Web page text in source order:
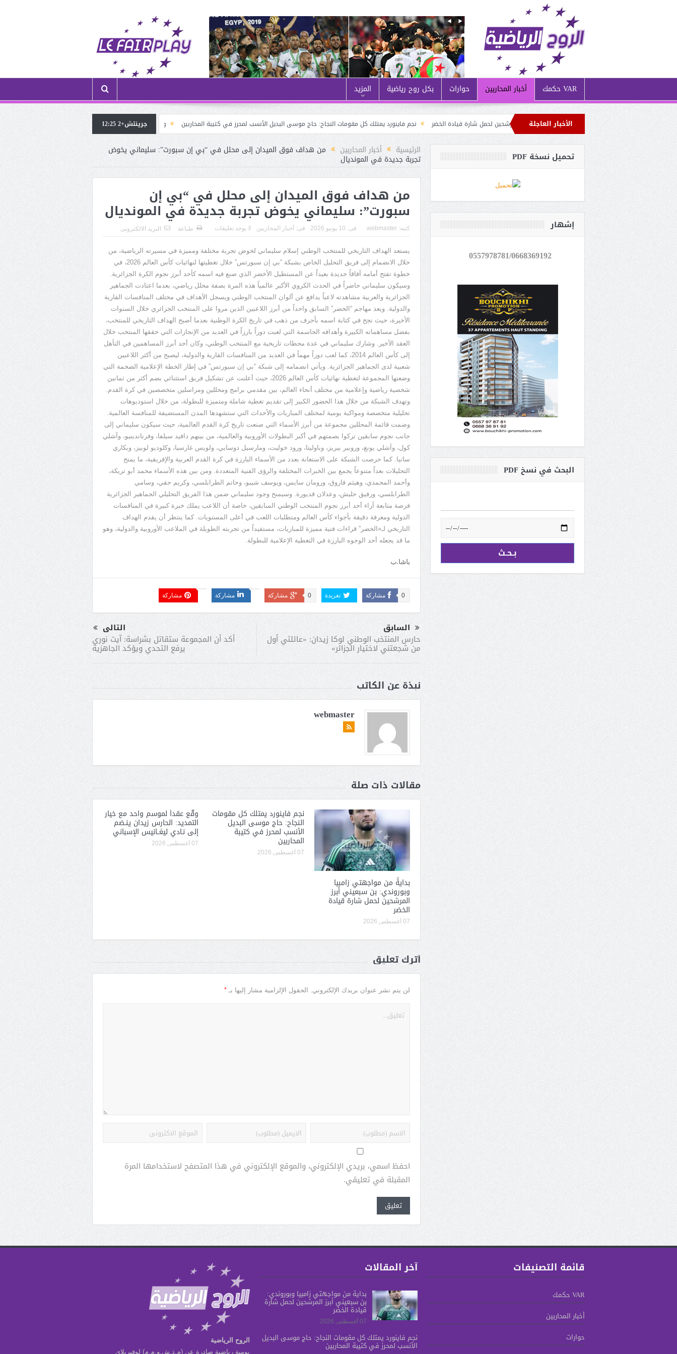
VAR حكمك أخبار المحاربين حوارات بكل روح رياضية المزيد
الأخبار العاجلة
من مواجهتي زامبيا وبوروندي: بن سبعيني أبرز المرشحين لحمل شارة قيادة الخضر نجم فاينورد يمتلك كل مقومات النجاح: حاج موسى البديل الأنسب لمحرز في كتيبة المحاربين
وقّع عقداً لموسم واحد مع خيار التمديد: الحارس زيدان ينـضم إلى نـادي
العزم الرياضي للجودو في ضيافة والي معسكر
جرينتش+2 12:25
الرئيسية أخبار المحاربين من هداف فوق الميدان إلى محلل في “بي إن سبورت”: سليماني يخوض
تجربة جديدة في المونديال
من هداف فوق الميدان إلى محلل في “بي إن
سبورت”: سليماني يخوض تجربة جديدة في المونديال
كتبه: webmaster فى: 10 يونيو 2026 فى: أخبار المحاربين لا يوجد تعليقات طباعة البريد الالكترونى
يستعد الهداف التاريخي للمنتخب الوطني إسلام سليماني لخوض تجربة مختلفة ومميزة في مسيرته الرياضية، من
خلال الانضمام إلى فريق التحليل الخاص بشبكة “بي إن سبورتس” خلال تغطيتها لنهائيات كأس العالم 2026، في
خطوة تفتح أمامه آفاقاً جديدة بعيداً عن المستطيل الأخضر الذي صنع فيه اسمه كأحد أبرز نجوم الكرة الجزائرية.
وسيكون سليماني حاضراً في الحدث الكروي الأكبر عالمياً هذه المرة بصفة محلل رياضي، بعدما اعتادت الجماهير
الجزائرية والعربية مشاهدته لاعباً يدافع عن ألوان المنتخب الوطني ويسجل الأهداف في مختلف المنافسات القارية
والدولية. ويعد مهاجم “الخضر ” السابق واحداً من أبرز اللاعبين الذين مروا على المنتخب الجزائري خلال السنوات
الأخيرة، حيث نجح في كتابة اسمه بأحرف من ذهب في تاريخ الكرة الوطنية بعدما أصبح الهداف التاريخي للمنتخب،
بفضل مساهماته الكبيرة وأهدافه الحاسمة التي لعبت دوراً بارزاً في العديد من الإنجازات التي حققها المنتخب خلال
العقد الأخير. وشارك سليماني في عدة محطات تاريخية مع المنتخب الوطني، وكان أحد أبرز المساهمين في التأهل
إلى كأس العالم 2014، كما لعب دوراً مهماً في العديد من المنافسات القارية والدولية، ليصبح من أكثر اللاعبين
شعبية لدى الجماهير الجزائرية. ويأتي انضمامه إلى شبكة “بي إن سبورتس” في إطار الخطة الإعلامية الضخمة التي
وضعتها المجموعة لتغطية نهائيات كأس العالم 2026، حيث أعلنت عن تشكيل فريق استثنائي يضم أكثر من ثمانين
شخصية رياضية وإعلامية من مختلف أنحاء العالم، بين مقدمي برامج ومحللين ومراسلين متخصصين في كرة القدم.
وتهدف الشبكة من خلال هذا الحضور الكبير إلى تقديم تغطية شاملة ومتميزة للبطولة، من خلال استوديوهات
تحليلية متخصصة ومواكبة يومية لمختلف المباريات والأحداث التي ستشهدها المدن المستضيفة للمنافسة العالمية.
وضمت قائمة المحللين مجموعة من أبرز الأسماء التي صنعت تاريخ كرة القدم العالمية، حيث سيكون سليماني إلى
جانب نجوم سابقين تركوا بصمتهم في أكبر البطولات الأوروبية والعالمية، من بينهم دافيد سيلفا، وفرناندينيو، وآشلي
كول، وآشلي يونغ، وروبير بيريز، وباوليتا، ورود خوليت، ومارسيل دوسايي، ولويس غارسيا، وكلوديو لوبيز، وبكاري
سانيا. كما حرصت الشبكة على الاستعانة بعدد من الأسماء البارزة في كرة القدم العربية والإفريقية، ما يمنح
التحليلات بعداً متنوعاً يجمع بين الخبرات المختلفة والرؤى الفنية المتعددة. ومن بين هذه الأسماء محمد أبو تريكة،
وأحمد المحمدي، وهيثم فاروق، ورومان سايس، ويوسف شيبو، وحاتم الطرابلسي، وكريم حقي، وسامي
الطرابلسي، ورفيق حليش، وعدلان قديورة. وسيمنح وجود سليماني ضمن هذا الفريق التحليلي الجماهير الجزائرية
فرصة متابعة آراء أحد أبرز نجوم المنتخب الوطني السابقين، خاصة أن اللاعب يملك خبرة كبيرة في المنافسات
الدولية ومعرفة دقيقة بأجواء كأس العالم ومتطلبات اللعب في أعلى المستويات. كما ينتظر أن يقدم الهداف
التاريخي لـ «الخضر ” قراءات فنية مميزة للمباريات، مستفيداً من تجربته الطويلة في الملاعب الأوروبية والدولية، وهو
ما قد يجعله أحد الوجوه البارزة في التغطية الإعلامية للبطولة.
باشا.ب
مشاركة 0 تغريدة مشاركة 0 مشاركة مشاركة
السابق
حارس المنتخب الوطني لوكا زيدان: «عائلتي أول
من شجعتني لاختيار الجزائر»
التالى
أكد أن المجموعة ستقاتل بشراسة: آيت نوري
يرفع التحدي ويؤكد الجاهزية
نبذة عن الكاتب
webmaster
مقالات ذات صلة
بدايةً من مواجهتي زامبيا
وبوروندي: بن سبعيني أبرز
المرشحين لحمل شارة قيادة
الخضر
07 أغسطس 2026
نجم فاينورد يمتلك كل مقومات
النجاح: حاج موسى البديل
الأنسب لمحرز في كتيبة
المحاربين
07 أغسطس 2026
وقّع عقداً لموسم واحد مع خيار
التمديد: الحارس زيدان ينـضم
إلى نـادي ليغــانيس الإسباني
07 أغسطس 2026
أترك تعليق
لن يتم نشر عنوان بريدك الإلكتروني. الحقول الإلزامية مشار إليها بـ *
احفظ اسمي، بريدي الإلكتروني، والموقع الإلكتروني في هذا المتصفح لاستخدامها المرة
المقبلة في تعليقي.
تحميل نسخة PDF
إشهار
0557978781/0668369192
de 3 étages...
البحث في نسخ PDF
قائمة التصنيفات
VAR حكمك
أخبار المحاربين
حوارات
آخر المقالات
بدايةً من مواجهتي زامبيا وبوروندي:
بن سبعيني أبرز المرشحين لحمل شارة
قيادة الخضر
07 أغسطس 2026
نجم فاينورد يمتلك كل مقومات النجاح: حاج موسى البديل
الأنسب لمحرز في كتيبة المحاربين
الروح الرياضية
يومية رياضية صادرة عن (م.ذ.ش.و.م.م) لوفيربلاي